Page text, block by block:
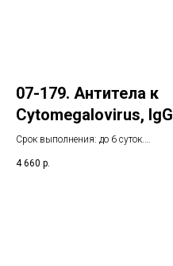
07-179. Антитела к
Cytomegalovirus, IgG
(иммуноблот)
Срок выполнения: до 6 суток.
взятия биоматериала
4 660 р.